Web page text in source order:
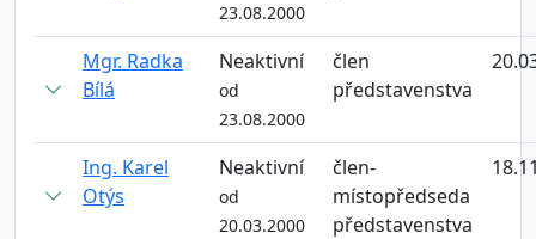
23.08.2000
Mgr. Radka
Bílá
Neaktivní
od
23.08.2000
člen
představenstva
Ing. Karel
Otýs
Neaktivní
od
20.03.2000
člen-
místopředseda
představenstva